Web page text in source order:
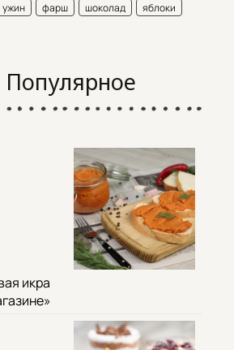
ужин фарш шоколад яблоки
Популярное
икра